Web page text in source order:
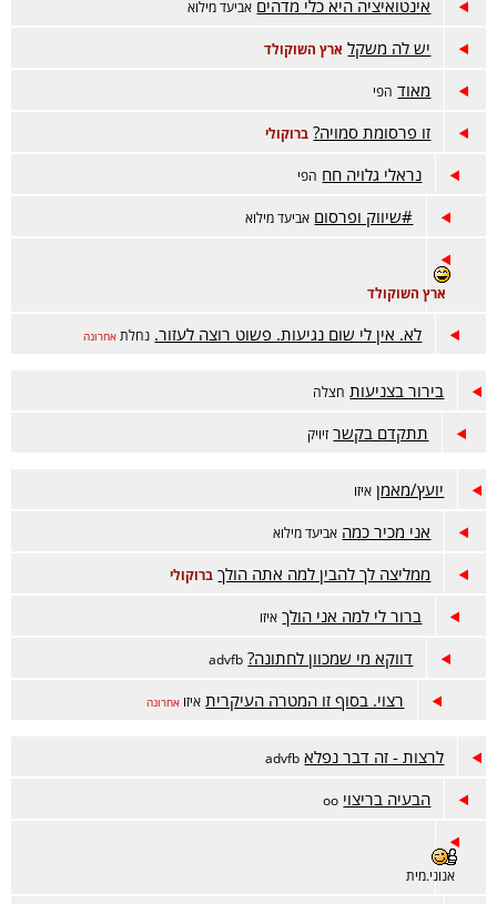
אינטואיציה היא כלי מדהים אביעד מילוא
יש לה משקל ארץ השוקולד
מאוד הפי
זו פרסומת סמויה? ברוקולי
נראלי גלויה חח הפי
#שיווק ופרסום אביעד מילוא
ארץ השוקולד
לא. אין לי שום נגיעות. פשוט רוצה לעזור. נחלת אחרונה
בירור בצניעות חצלה
תתקדם בקשר זיויק
יועץ/מאמן איזו
אני מכיר כמה אביעד מילוא
ממליצה לך להבין למה אתה הולך ברוקולי
ברור לי למה אני הולך איזו
דווקא מי שמכוון לחתונה? advfb
רצוי. בסוף זו המטרה העיקרית איזו אחרונה
לרצות - זה דבר נפלא advfb
הבעיה בריצוי oo
אנוני.מית